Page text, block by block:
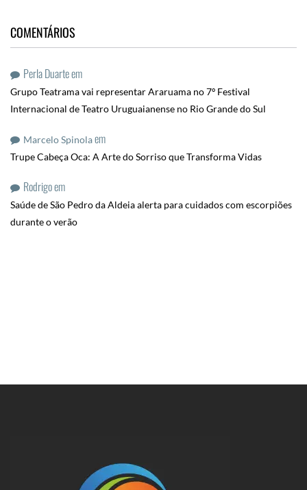
COMENTÁRIOS
Perla Duarteem
Grupo Teatrama vai representar Araruama no 7º Festival
Internacional de Teatro Uruguaianense no Rio Grande do Sul
Marcelo Spinolaem
Trupe Cabeça Oca: A Arte do Sorriso que Transforma Vidas
Rodrigoem
Saúde de São Pedro da Aldeia alerta para cuidados com escorpiões
durante o verão